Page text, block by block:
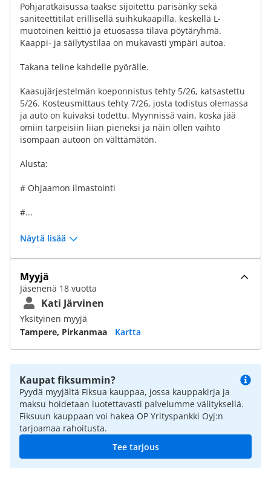
Pohjaratkaisussa taakse sijoitettu parisänky sekä
saniteettitilat erillisellä suihkukaapilla, keskellä L-
muotoinen keittiö ja etuosassa tilava pöytäryhmä.
Kaappi- ja säilytystilaa on mukavasti ympäri autoa.
Takana teline kahdelle pyörälle.
Kaasujärjestelmän koeponnistus tehty 5/26, katsastettu
5/26. Kosteusmittaus tehty 7/26, josta todistus olemassa
ja auto on kuivaksi todettu. Myynnissä vain, koska jää
omiin tarpeisiin liian pieneksi ja näin ollen vaihto
isompaan autoon on välttämätön.
Alusta:
# Ohjaamon ilmastointi
#...
Näytä lisää
Myyjä
Jäsenenä 18 vuotta
Kati Järvinen
Yksityinen myyjä
Tampere, Pirkanmaa
Kartta
Kaupat fiksummin?
Pyydä myyjältä Fiksua kauppaa, jossa kauppakirja ja
maksu hoidetaan luotettavasti palvelumme välityksellä.
Fiksuun kauppaan voi hakea OP Yrityspankki Oyj:n
tarjoamaa rahoitusta.
Tee tarjous